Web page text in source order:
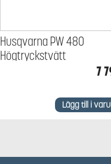
Husqvarna PW 480
Högtryckstvätt
7
Lägg till i